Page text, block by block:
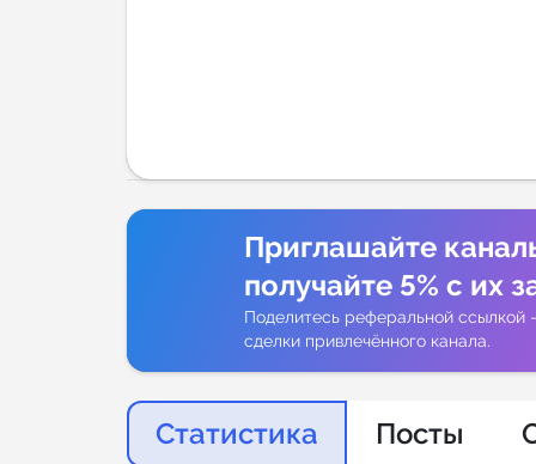
Приглашайте
получайте 5% с их
Поделитесь реферальной ссылкой
сделки привлечённого канала.
Статистика Посты